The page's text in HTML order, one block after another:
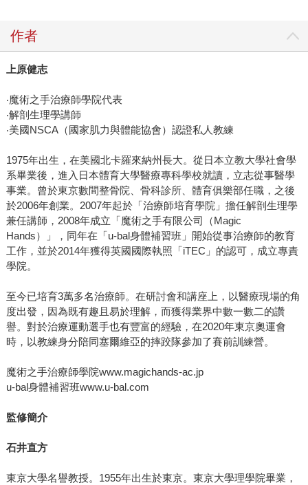
作者
上原健志
‧魔術之手治療師學院代表
‧解剖生理學講師
‧美國NSCA（國家肌力與體能協會）認證私人教練
1975年出生，在美國北卡羅來納州長大。從日本立教大學社會學
系畢業後，進入日本體育大學醫療專科學校就讀，立志從事醫學
事業。曾於東京數間整骨院、骨科診所、體育俱樂部任職，之後
於2006年創業。2007年起於「治療師培育學院」擔任解剖生理學
兼任講師，2008年成立「魔術之手有限公司（Magic
Hands）」，同年在「u-bal身體補習班」開始從事治療師的教育
工作，並於2014年獲得英國國際執照「iTEC」的認可，成立專責
學院。
至今已培育3萬多名治療師。在研討會和講座上，以醫療現場的角
度出發，因為既有趣且易於理解，而獲得業界中數一數二的讚
譽。對於治療運動選手也有豐富的經驗，在2020年東京奧運會
時，以教練身分陪同塞爾維亞的摔跤隊參加了賽前訓練營。
魔術之手治療師學院www.magichands-ac.jp
u-bal身體補習班www.u-bal.com
監修簡介
石井直方
東京大學名譽教授。1955年出生於東京。東京大學理學院畢業，